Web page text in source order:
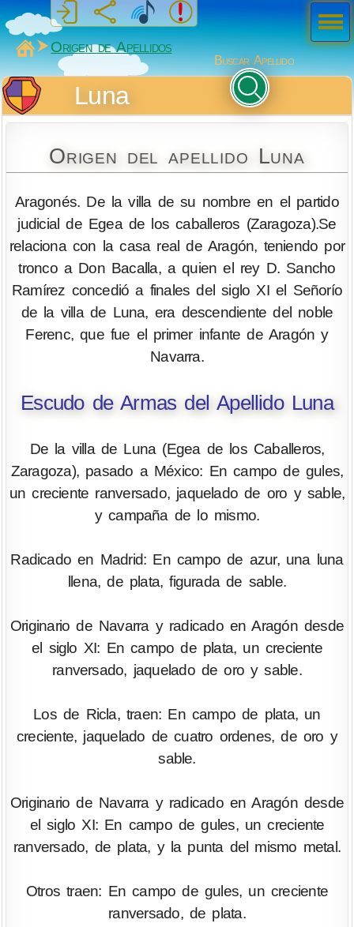
MiSabueso
Origen de Apellidos
Buscar Apellido
Luna
Origen del apellido Luna
Aragonés. De la villa de su nombre en el partido
judicial de Egea de los caballeros (Zaragoza).Se
relaciona con la casa real de Aragón, teniendo por
tronco a Don Bacalla, a quien el rey D. Sancho
Ramírez concedió a finales del siglo XI el Señorío
de la villa de Luna, era descendiente del noble
Ferenc, que fue el primer infante de Aragón y
Navarra.
Escudo de Armas del Apellido Luna
De la villa de Luna (Egea de los Caballeros,
Zaragoza), pasado a México: En campo de gules,
un creciente ranversado, jaquelado de oro y sable,
y campaña de lo mismo.
Radicado en Madrid: En campo de azur, una luna
llena, de plata, figurada de sable.
Originario de Navarra y radicado en Aragón desde
el siglo XI: En campo de plata, un creciente
ranversado, jaquelado de oro y sable.
Los de Ricla, traen: En campo de plata, un
creciente, jaquelado de cuatro ordenes, de oro y
sable.
Originario de Navarra y radicado en Aragón desde
el siglo XI: En campo de gules, un creciente
ranversado, de plata, y la punta del mismo metal.
Otros traen: En campo de gules, un creciente
ranversado, de plata.
Men
ú